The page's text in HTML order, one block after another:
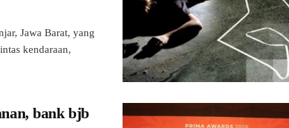
Jawa Barat, yang
kendaraan,
bank bjb